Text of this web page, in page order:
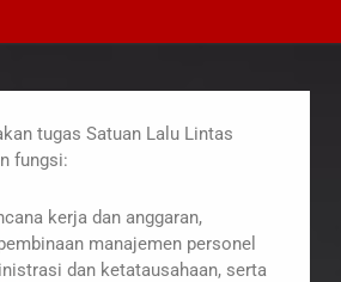
tugas Satuan Lalu Lintas
fungsi:
kerja dan anggaran,
manajemen personel
dan ketatausahaan, serta